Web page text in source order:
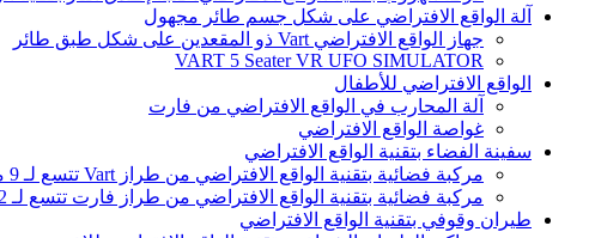
آلة الواقع الافتراضي على شكل جسم طائر مجهول
جهاز الواقع الافتراضي Vart ذو المقعدين على شكل طبق طائر
VART 5 Seater VR UFO SIMULATOR
الواقع الافتراضي للأطفال
آلة المحارب في الواقع الافتراضي من فارت
غواصة الواقع الافتراضي
سفينة الفضاء بتقنية الواقع الافتراضي
مركبة فضائية بتقنية الواقع الافتراضي من طراز Vart تتسع لـ 9 مقاعد
مركبة فضائية بتقنية الواقع الافتراضي من طراز فارت تتسع لـ 12 راكبًا
طيران وقوفي بتقنية الواقع الافتراضي